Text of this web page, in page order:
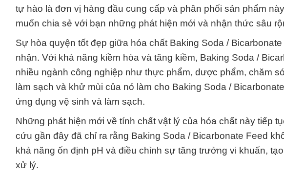
tự hào là đơn vị hàng đầu cung cấp và phân phối sản phẩm
muốn chia sẻ với bạn những phát hiện mới và nhận thức sâu
Sự hòa quyện tốt đẹp giữa hóa chất Baking Soda /
nhận. Với khả năng kiềm hòa và tăng kiềm, Baking Soda /
nhiều ngành công nghiệp như thực phẩm, dược phẩm, chăm
làm sạch và khử mùi của nó làm cho Baking Soda /
ứng dụng vệ sinh và làm sạch.
Những phát hiện mới về tính chất vật lý của hóa chất này tiếp
cứu gần đây đã chỉ ra rằng Baking Soda / Bicarbonate Feed
khả năng ổn định pH và điều chỉnh sự tăng trưởng vi khuẩn,
xử lý.